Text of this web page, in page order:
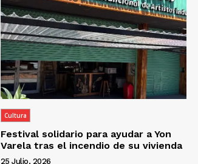
Cultura
Festival solidario para ayudar a Yon
Varela tras el incendio de su vivienda
25 Julio, 2026